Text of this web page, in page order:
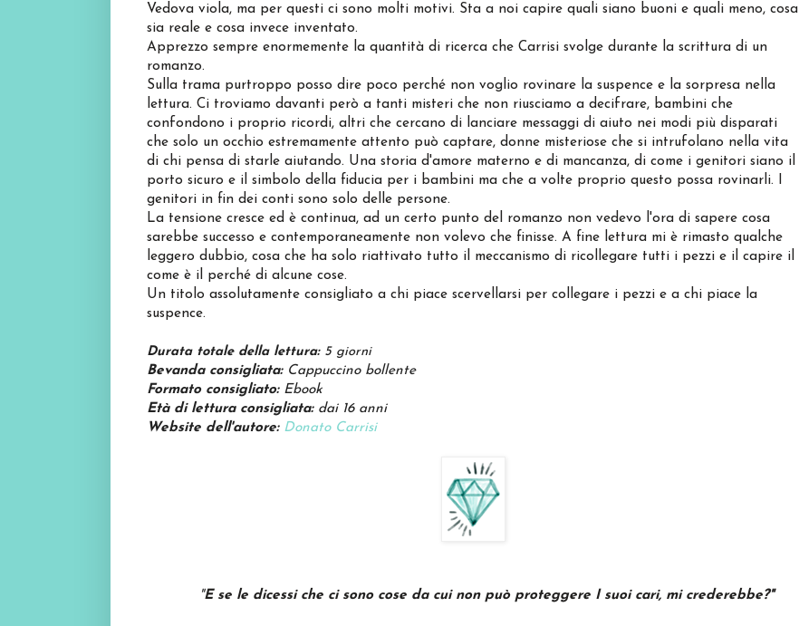
Vedova viola, ma per questi ci sono molti motivi. Sta a noi capire quali siano buoni e quali meno, cosa
sia reale e cosa invece inventato.
Apprezzo sempre enormemente la quantità di ricerca che Carrisi svolge durante la scrittura di un
romanzo.
Sulla trama purtroppo posso dire poco perché non voglio rovinare la suspence e la sorpresa nella
lettura. Ci troviamo davanti però a tanti misteri che non riusciamo a decifrare, bambini che
confondono i proprio ricordi, altri che cercano di lanciare messaggi di aiuto nei modi più disparati
che solo un occhio estremamente attento può captare, donne misteriose che si intrufolano nella vita
di chi pensa di starle aiutando. Una storia d'amore materno e di mancanza, di come i genitori siano il
porto sicuro e il simbolo della fiducia per i bambini ma che a volte proprio questo possa rovinarli. I
genitori in fin dei conti sono solo delle persone.
La tensione cresce ed è continua, ad un certo punto del romanzo non vedevo l'ora di sapere cosa
sarebbe successo e contemporaneamente non volevo che finisse. A fine lettura mi è rimasto qualche
leggero dubbio, cosa che ha solo riattivato tutto il meccanismo di ricollegare tutti i pezzi e il capire il
come è il perché di alcune cose.
Un titolo assolutamente consigliato a chi piace scervellarsi per collegare i pezzi e a chi piace la
suspence.
Durata totale della lettura:5 giorni
Bevanda consigliata: Cappuccino bollente
Formato consigliato: Ebook
Età di lettura consigliata:dai 16 anni
Website dell'autore: Donato Carrisi
"E se le dicessi che ci sono cose da cui non può proteggere I suoi cari, mi crederebbe?"